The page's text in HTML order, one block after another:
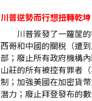
川普逆勢而行想扭轉乾坤
川普簽發了一籮筐
西哥和中國的關稅（遭
部；廢止所有政府機構
山莊的所有被控有罪者
制；加強美國在加密貨
潛力；廢止拜登發布的